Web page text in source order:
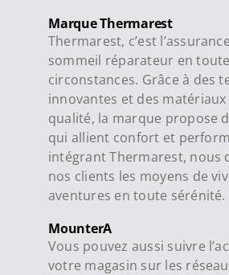
Marque Thermarest
Thermarest, c’est
sommeil réparateur en
circonstances. Grâce à des
innovantes et des
qualité, la marque propose
qui allient confort et
intégrant Thermarest, nous
nos clients les moyens de
aventures en toute sérénité.
MounterA
Vous pouvez aussi suivre
votre magasin sur les